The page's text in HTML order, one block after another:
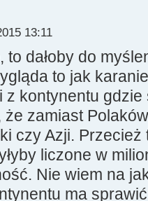
13:11
to dałoby do
to jak
z kontynentu
że zamiast
czy Azji.
liczone w
Nie wiem na
ma